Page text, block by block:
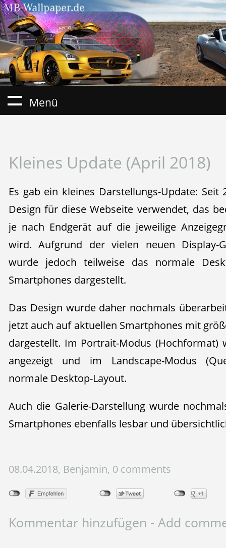
Menü
Kleines Update (April 2018)
Es gab ein kleines Darstellungs-Update:
Design für diese Webseite verwendet, das
je nach Endgerät auf die jeweilige
wird. Aufgrund der vielen neuen Display-
wurde jedoch teilweise das normale
Smartphones dargestellt.
Das Design wurde daher nochmals
jetzt auch auf aktuellen Smartphones mit
dargestellt. Im Portrait-Modus (Hochformat)
angezeigt und im Landscape-Modus
normale Desktop-Layout.
Auch die Galerie-Darstellung wurde
Smartphones ebenfalls lesbar und
08.04.2018, Benjamin, 0 comments
Kommentar hinzufügen - Add